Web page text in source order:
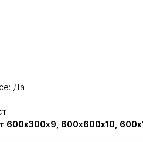
Да
600х300х9, 600х600х10,